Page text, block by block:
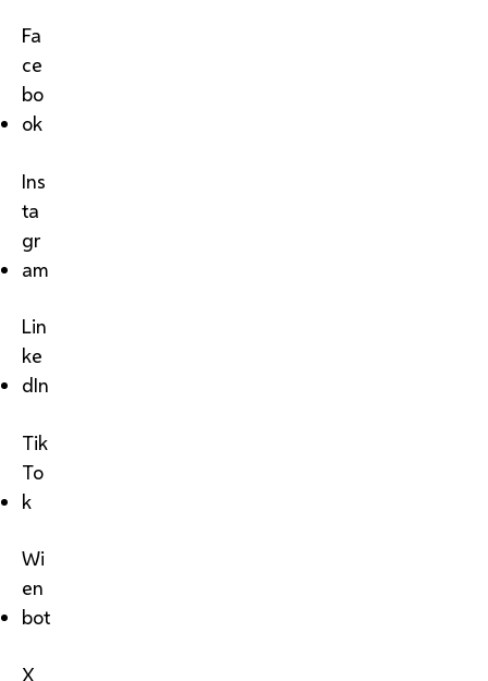
Fa
ce
bo
ok
Ins
ta
gr
am
Lin
ke
dIn
Tik
To
k
Wi
en
bot
X